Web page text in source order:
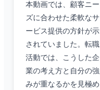
本動画では、顧客ニー
ズに合わせた柔軟なサ
ービス提供の方針が示
されていました。転職
活動では、こうした企
業の考え方と自分の強
みが重なるかを見極め